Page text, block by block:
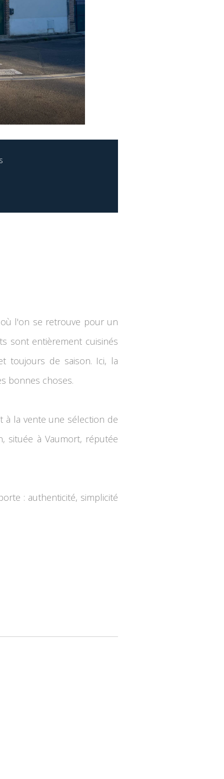
l'on se retrouve pour un
sont entièrement cuisinés
toujours de saison. Ici, la
bonnes choses.
à la vente une sélection de
située à Vaumort, réputée
: authenticité, simplicité